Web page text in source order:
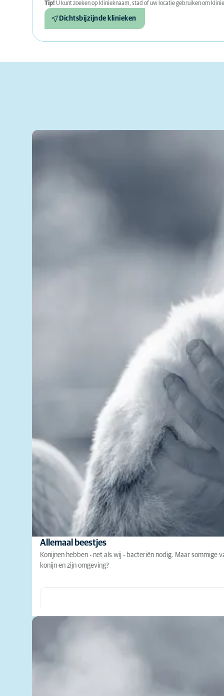
Tip! U kunt zoeken op klinieknaam, stad of uw locatie gebruiken om
Dichtsbijzijnde klinieken
Allemaal beestjes
Konijnen hebben - net als wij - bacteriën nodig. Maar
konijn en zijn omgeving?